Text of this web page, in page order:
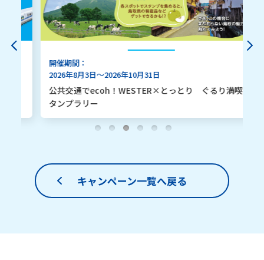
開催期間：
2026年8月3日～2026年10月31日
公共交通でecoh！WESTER×とっとり　ぐるり満喫ス
タンプラリー
キャンペーン一覧へ戻る